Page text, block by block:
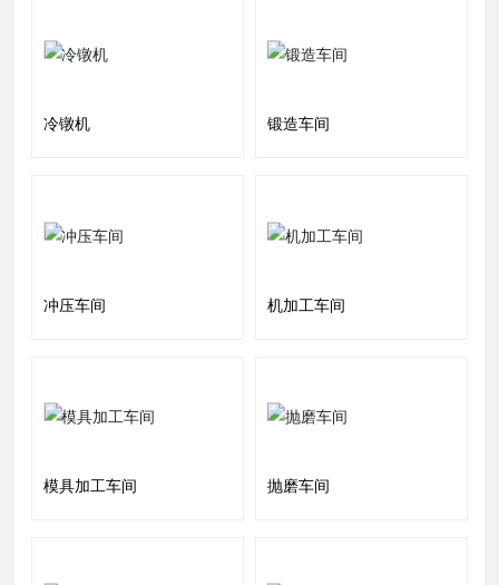
冷镦机 锻造车间
冲压车间 机加工车间
模具加工车间 抛磨车间